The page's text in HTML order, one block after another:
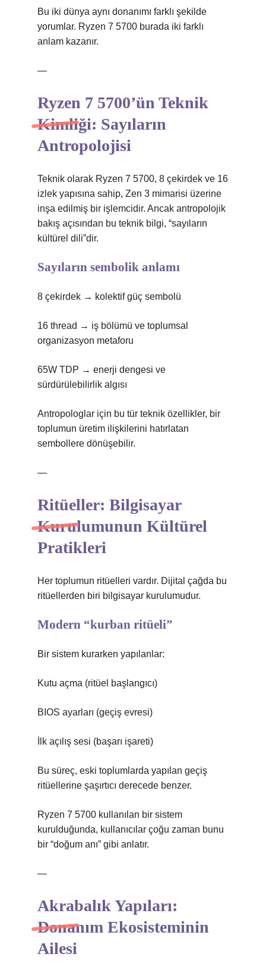
Bu iki dünya aynı donanımı farklı şekilde
yorumlar. Ryzen 7 5700 burada iki farklı
anlam kazanır.
—
Ryzen 7 5700’ün Teknik
Kimliği: Sayıların
Antropolojisi
Teknik olarak Ryzen 7 5700, 8 çekirdek ve 16
izlek yapısına sahip, Zen 3 mimarisi üzerine
inşa edilmiş bir işlemcidir. Ancak antropolojik
bakış açısından bu teknik bilgi, “sayıların
kültürel dili”dir.
Sayıların sembolik anlamı
8 çekirdek → kolektif güç sembolü
16 thread → iş bölümü ve toplumsal
organizasyon metaforu
65W TDP → enerji dengesi ve
sürdürülebilirlik algısı
Antropologlar için bu tür teknik özellikler, bir
toplumun üretim ilişkilerini hatırlatan
sembollere dönüşebilir.
—
Ritüeller: Bilgisayar
Kurulumunun Kültürel
Pratikleri
Her toplumun ritüelleri vardır. Dijital çağda bu
ritüellerden biri bilgisayar kurulumudur.
Modern “kurban ritüeli”
Bir sistem kurarken yapılanlar:
Kutu açma (ritüel başlangıcı)
BIOS ayarları (geçiş evresi)
İlk açılış sesi (başarı işareti)
Bu süreç, eski toplumlarda yapılan geçiş
ritüellerine şaşırtıcı derecede benzer.
Ryzen 7 5700 kullanılan bir sistem
kurulduğunda, kullanıcılar çoğu zaman bunu
bir “doğum anı” gibi anlatır.
—
Akrabalık Yapıları:
Donanım Ekosisteminin
Ailesi